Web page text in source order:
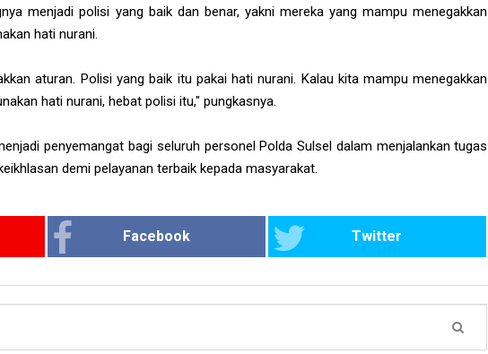
menjadi polisi yang baik dan benar, yakni mereka yang mampu menegakkan
hati nurani.
aturan. Polisi yang baik itu pakai hati nurani. Kalau kita mampu menegakkan
hati nurani, hebat polisi itu," pungkasnya.
penyemangat bagi seluruh personel Polda Sulsel dalam menjalankan tugas
demi pelayanan terbaik kepada masyarakat.
Facebook Twitter